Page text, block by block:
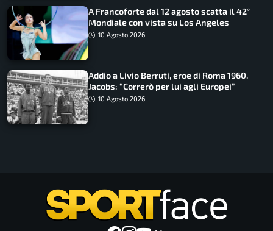
A Francoforte dal 12 agosto scatta il 42°
Mondiale con vista su Los Angeles
10 Agosto 2026
Addio a Livio Berruti, eroe di Roma 1960.
Jacobs: “Correrò per lui agli Europei”
10 Agosto 2026